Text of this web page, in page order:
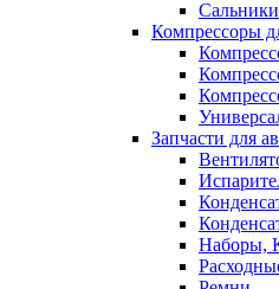
Компрессоры
Запчасти для
Наборы,